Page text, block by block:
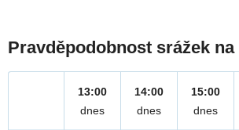
Pravděpodobnost srážek na
13:00
dnes
14:00
dnes
15:00
dnes